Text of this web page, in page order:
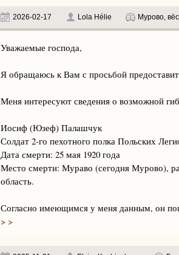
2026-02-17 Lola Hélie Мурово,
Уважаемые господа,
Я обращаюсь к Вам с просьбой
Меня интересуют сведения о возможной
Иосиф (Юзеф) Палашчук
Солдат 2-го пехотного полка Польских
Дата смерти: 25 мая 1920 года
Место смерти: Мураво (сегодня Мурово),
область.
Согласно имеющимся у меня данным, он
> >